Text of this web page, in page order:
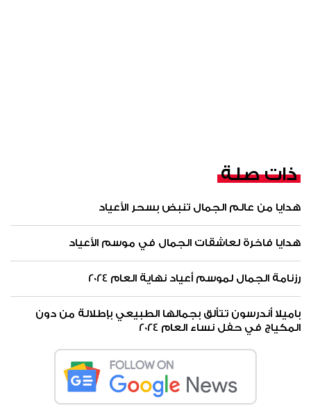
ذات صلة
هدايا من عالم الجمال تنبض بسحر الأعياد
هدايا فاخرة لعاشقات الجمال في موسم الأعياد
رزنامة الجمال لموسم أعياد نهاية العام 2024
باميلا أندرسون تتألق بجمالها الطبيعي بإطلالة من دون
المكياج في حفل نساء العام 2024